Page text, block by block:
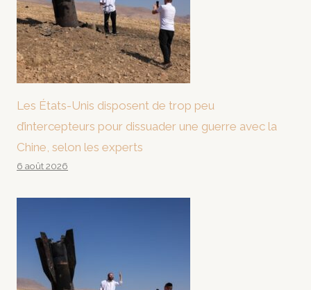
Les États-Unis disposent de trop peu
d’intercepteurs pour dissuader une guerre avec la
Chine, selon les experts
6 août 2026